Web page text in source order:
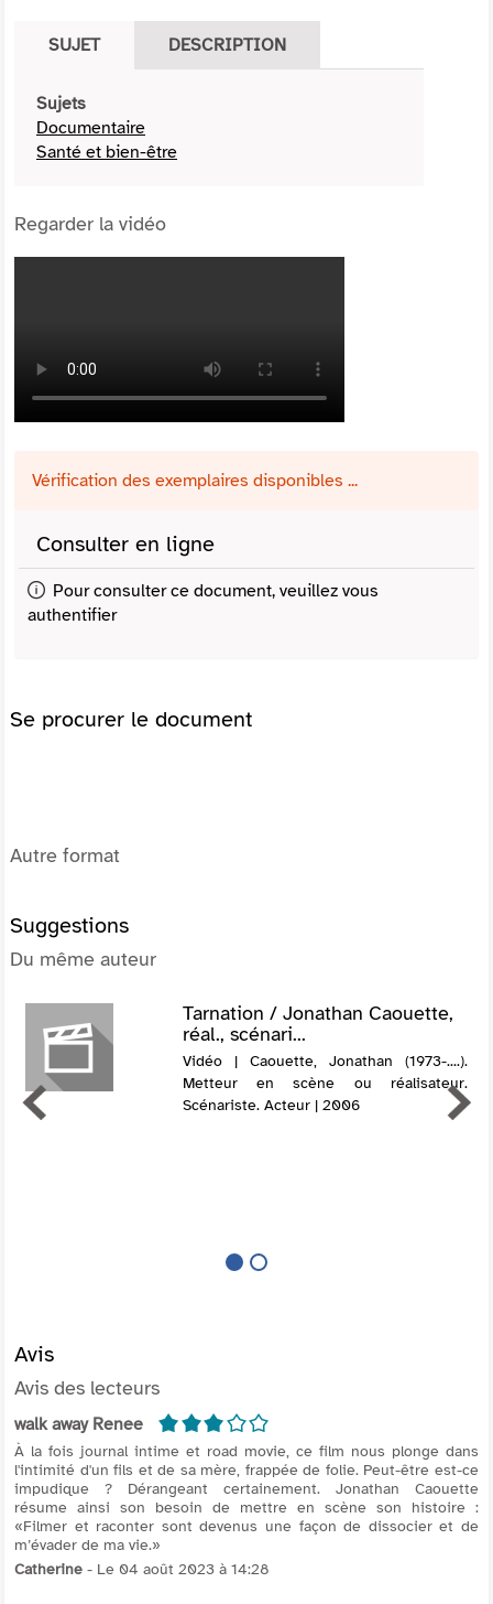
SUJET DESCRIPTION
Sujets
Documentaire
Santé et bien-être
Regarder la vidéo
Vérification des exemplaires disponibles ...
Consulter en ligne
Pour consulter ce document, veuillez vous
authentifier
Se procurer le document
Autre format
Suggestions
Du même auteur
Tarnation / Jonathan Caouette,
réal., scénari...
Vidéo | Caouette, Jonathan (1973-....).
Metteur en scène ou réalisateur.
Scénariste. Acteur | 2006
Avis
Avis des lecteurs
walk away Renee 3/5
À la fois journal intime et road movie, ce film nous plonge dans
l'intimité d'un fils et de sa mère, frappée de folie. Peut-être est-ce
impudique ? Dérangeant certainement. Jonathan Caouette
résume ainsi son besoin de mettre en scène son histoire :
«Filmer et raconter sont devenus une façon de dissocier et de
m’évader de ma vie.»
Catherine - Le 04 août 2023 à 14:28